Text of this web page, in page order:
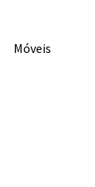
Móveis